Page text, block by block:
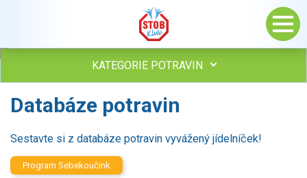
KATEGORIE POTRAVIN
Maso, drůbež, ryby, uzeniny
Mléko
Mléčné výrobky
Sýry
Databáze potravin
Sestavte si z databáze potravin vyvážený jídelníček!
Program Sebekoučink